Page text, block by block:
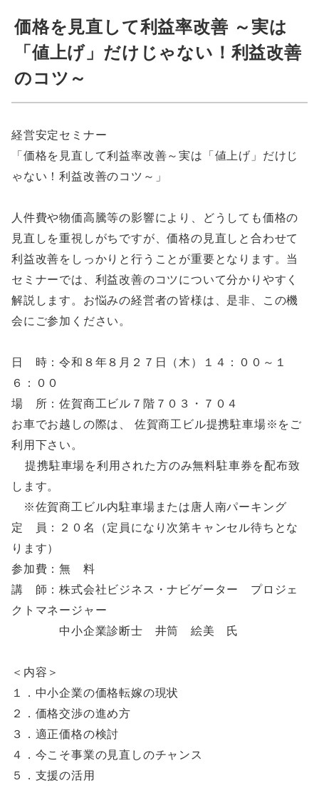
価格を見直して利益率改善 ～実は
「値上げ」だけじゃない！利益改善
のコツ～
経営安定セミナー
「価格を見直して利益率改善～実は「値上げ」だけじ
ゃない！利益改善のコツ～」
人件費や物価高騰等の影響により、どうしても価格の
見直しを重視しがちですが、価格の見直しと合わせて
利益改善をしっかりと行うことが重要となります。当
セミナーでは、利益改善のコツについて分かりやすく
解説します。お悩みの経営者の皆様は、是非、この機
会にご参加ください。
日 時：令和８年８月２７日（木）１４：００～１
６：００
場 所：佐賀商工ビル７階７０３・７０４
お車でお越しの際は、 佐賀商工ビル提携駐車場※をご
利用下さい。
提携駐車場を利用された方のみ無料駐車券を配布致
します。
※佐賀商工ビル内駐車場または唐人南パーキング
定 員：２０名（定員になり次第キャンセル待ちとな
ります）
参加費：無 料
講 師：株式会社ビジネス・ナビゲーター プロジェ
クトマネージャー
中小企業診断士 井筒 絵美 氏
＜内容＞
１．中小企業の価格転嫁の現状
２．価格交渉の進め方
３．適正価格の検討
４．今こそ事業の見直しのチャンス
５．支援の活用